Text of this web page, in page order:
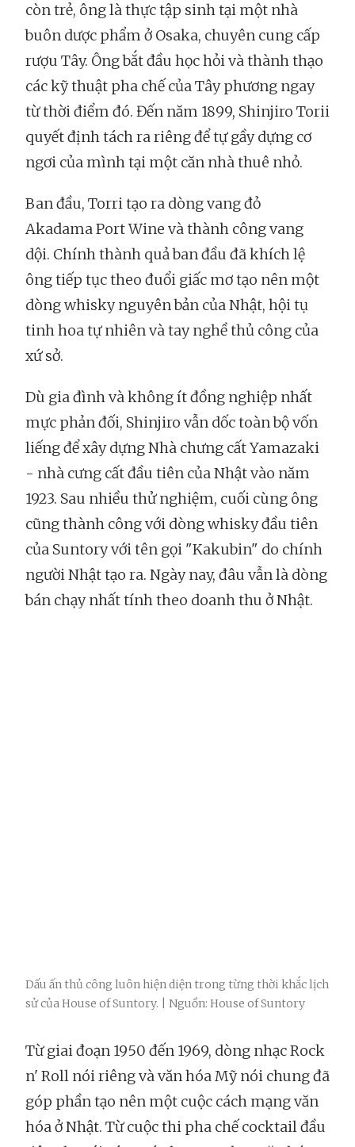
còn trẻ, ông là thực tập sinh tại một nhà
buôn dược phẩm ở Osaka, chuyên cung cấp
rượu Tây. Ông bắt đầu học hỏi và thành thạo
các kỹ thuật pha chế của Tây phương ngay
từ thời điểm đó. Đến năm 1899, Shinjiro Torii
quyết định tách ra riêng để tự gầy dựng cơ
ngơi của mình tại một căn nhà thuê nhỏ.
Ban đầu, Torri tạo ra dòng vang đỏ
Akadama Port Wine và thành công vang
dội. Chính thành quả ban đầu đã khích lệ
ông tiếp tục theo đuổi giấc mơ tạo nên một
dòng whisky nguyên bản của Nhật, hội tụ
tinh hoa tự nhiên và tay nghề thủ công của
xứ sở.
Dù gia đình và không ít đồng nghiệp nhất
mực phản đối, Shinjiro vẫn dốc toàn bộ vốn
liếng để xây dựng Nhà chưng cất Yamazaki
- nhà cưng cất đầu tiên của Nhật vào năm
1923. Sau nhiều thử nghiệm, cuối cùng ông
cũng thành công với dòng whisky đầu tiên
của Suntory với tên gọi "Kakubin" do chính
người Nhật tạo ra. Ngày nay, đâu vẫn là dòng
bán chạy nhất tính theo doanh thu ở Nhật.
Dấu ấn thủ công luôn hiện diện trong từng thời khắc lịch
sử của House of Suntory. | Nguồn: House of Suntory
Từ giai đoạn 1950 đến 1969, dòng nhạc Rock
n' Roll nói riêng và văn hóa Mỹ nói chung đã
góp phần tạo nên một cuộc cách mạng văn
hóa ở Nhật. Từ cuộc thi pha chế cocktail đầu